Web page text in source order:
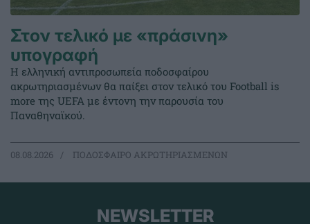
Στον τελικό με «πράσινη»
υπογραφή
Η ελληνική αντιπροσωπεία ποδοσφαίρου
ακρωτηριασμένων θα παίξει στον τελικό του Football is
more της UEFA με έντονη την παρουσία του
Παναθηναϊκού.
08.08.2026 ΠΟΔΟΣΦΑΙΡΟ ΑΚΡΩΤΗΡΙΑΣΜΕΝΩΝ
NEWSLETTER